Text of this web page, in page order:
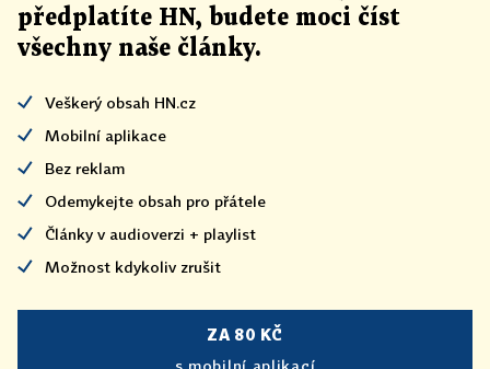
předplatíte HN, budete moci číst
všechny naše články.
Veškerý obsah HN.cz
Mobilní aplikace
Bez reklam
Odemykejte obsah pro přátele
Články v audioverzi + playlist
Možnost kdykoliv zrušit
ZA 80 KČ
s mobilní aplikací